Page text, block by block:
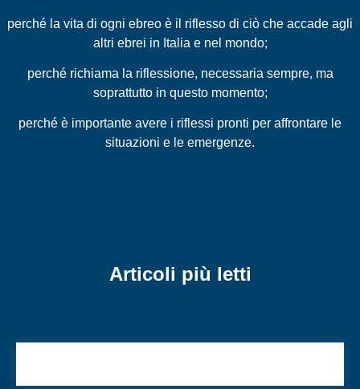
perché la vita di ogni ebreo è il riflesso di ciò che accade agli
altri ebrei in Italia e nel mondo;
perché richiama la riflessione, necessaria sempre, ma
soprattutto in questo momento;
perché è importante avere i riflessi pronti per affrontare le
situazioni e le emergenze.
Articoli più letti